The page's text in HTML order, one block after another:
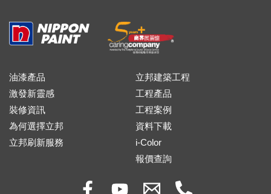
油漆產品
激發新靈感
裝修資訊
為何選擇立邦
立邦刷新服務
立邦建築工程
工程產品
工程案例
資料下載
i-Color
報價查詢